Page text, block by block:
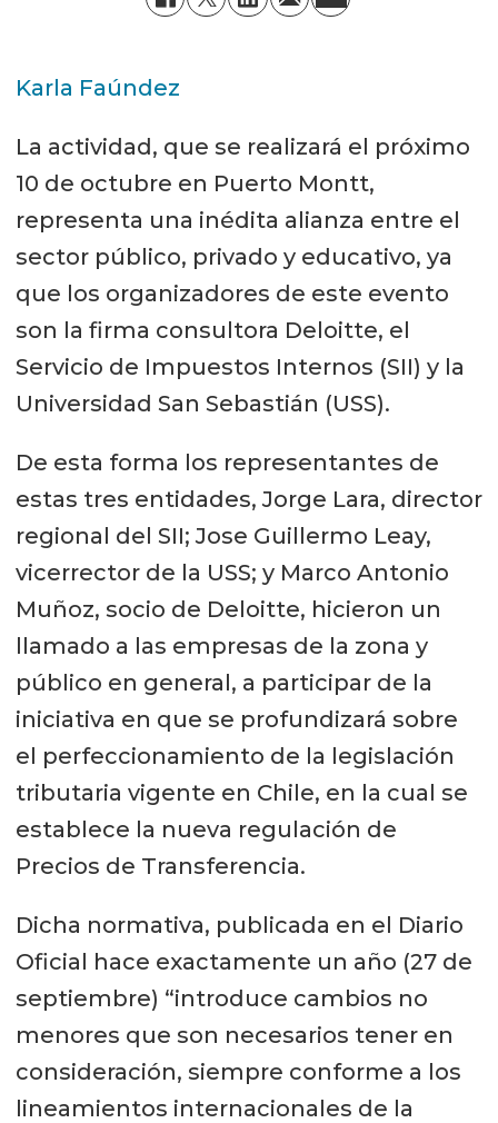
Karla Faúndez
La actividad, que se realizará el próximo
10 de octubre en Puerto Montt,
representa una inédita alianza entre el
sector público, privado y educativo, ya
que los organizadores de este evento
son la firma consultora Deloitte, el
Servicio de Impuestos Internos (SII) y la
Universidad San Sebastián (USS).
De esta forma los representantes de
estas tres entidades, Jorge Lara, director
regional del SII; Jose Guillermo Leay,
vicerrector de la USS; y Marco Antonio
Muñoz, socio de Deloitte, hicieron un
llamado a las empresas de la zona y
público en general, a participar de la
iniciativa en que se profundizará sobre
el perfeccionamiento de la legislación
tributaria vigente en Chile, en la cual se
establece la nueva regulación de
Precios de Transferencia.
Dicha normativa, publicada en el Diario
Oficial hace exactamente un año (27 de
septiembre) “introduce cambios no
menores que son necesarios tener en
consideración, siempre conforme a los
lineamientos internacionales de la